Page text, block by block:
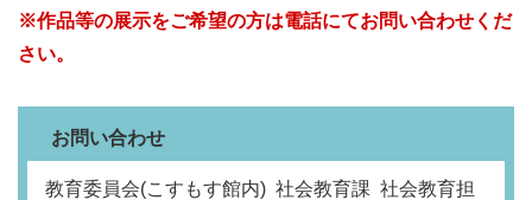
※作品等の展示をご希望の方は電話にてお問い合わせくだ
さい。
お問い合わせ
教育委員会(こすもす館内) 社会教育課 社会教育担